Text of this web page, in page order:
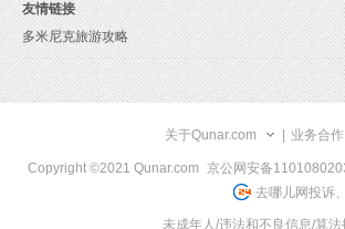
友情链接
多米尼克旅游攻略
关于Qunar.com 业务合作
Copyright ©2021 Qunar.com 京公网安备
去哪儿网投诉
未成年人/违法和不良信息/算